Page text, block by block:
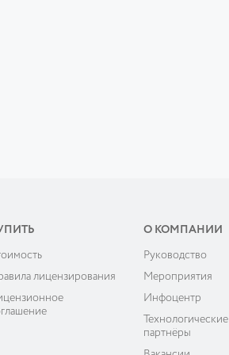
лицензирования
О КОМПАНИИ
Руководство
Мероприятия
Инфоцентр
Технологические
партнёры